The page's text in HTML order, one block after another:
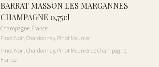
BARRAT MASSON LES MARGANNES
CHAMPAGNE 0,75cl
Champagne,France
Pinot Noir, Chardonnay, Pinot Meunier
Pinot Noir, Chardonnay, Pinot Meunier de Champagne,
France.